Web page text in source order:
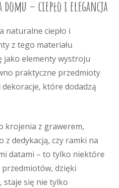
– ciepło i elegancja
naturalne ciepło i
z tego materiału
jako elementy wystroju
praktyczne przedmioty
które dodadzą
krojenia z grawerem,
dedykacją, czy ramki na
datami – to tylko niektóre
przedmiotów, dzięki
staje się nie tylko